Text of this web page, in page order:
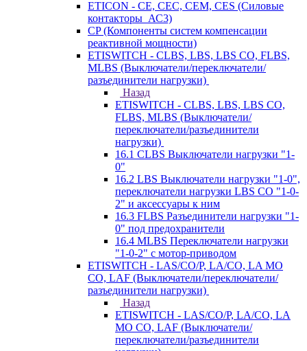
ETICON - CE, CEC, CEM, CES (Силовые
контакторы_АС3)
CP (Компоненты систем компенсации
реактивной мощности)
ETISWITCH - CLBS, LBS, LBS CO, FLBS,
MLBS (Выключатели/переключатели/
разъединители нагрузки)
Назад
ETISWITCH - CLBS, LBS, LBS CO,
FLBS, MLBS (Выключатели/
переключатели/разъединители
нагрузки)
16.1 CLBS Выключатели нагрузки "1-
0"
16.2 LBS Выключатели нагрузки "1-0",
переключатели нагрузки LBS CO "1-0-
2" и аксессуары к ним
16.3 FLBS Разъединители нагрузки "1-
0" под предохранители
16.4 MLBS Переключатели нагрузки
"1-0-2" с мотор-приводом
ETISWITCH - LAS/CO/P, LA/CO, LA MO
CO, LAF (Выключатели/переключатели/
разъединители нагрузки)
Назад
ETISWITCH - LAS/CO/P, LA/CO, LA
MO CO, LAF (Выключатели/
переключатели/разъединители